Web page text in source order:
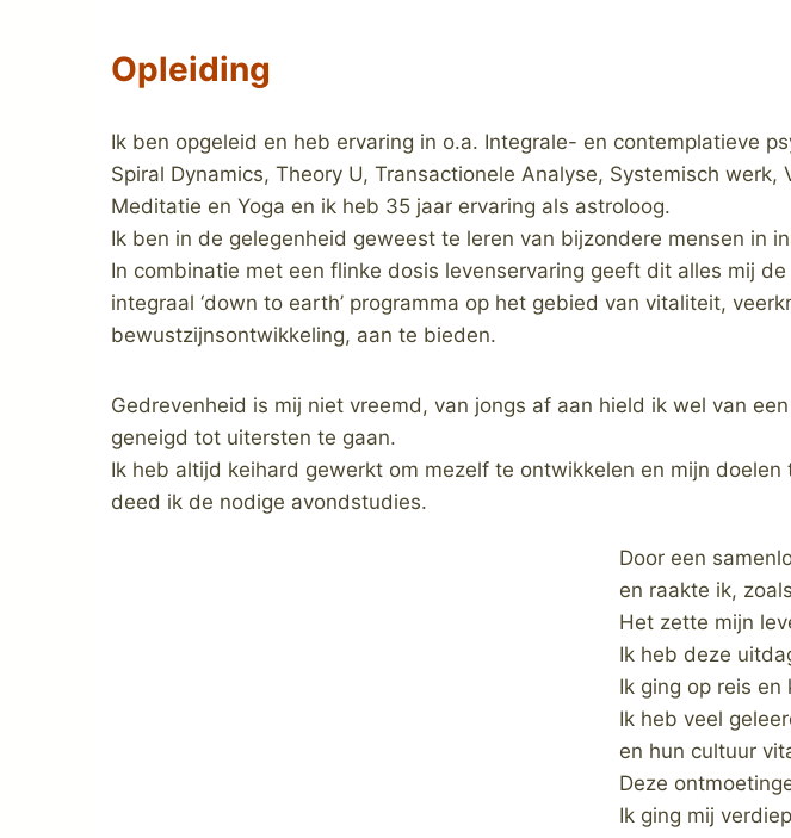
Opleiding
Ik ben opgeleid en heb ervaring in o.a. Integrale- en contemplatieve
Spiral Dynamics, Theory U, Transactionele Analyse, Systemisch werk,
Meditatie en Yoga en ik heb 35 jaar ervaring als astroloog.
Ik ben in de gelegenheid geweest te leren van bijzondere mensen in
In combinatie met een flinke dosis levenservaring geeft dit alles mij
integraal ‘down to earth’ programma op het gebied van vitaliteit,
bewustzijnsontwikkeling, aan te bieden.
Gedrevenheid is mij niet vreemd, van jongs af aan hield ik wel van
geneigd tot uitersten te gaan.
Ik heb altijd keihard gewerkt om mezelf te ontwikkelen en mijn doelen
deed ik de nodige avondstudies.
Door een
en raakte ik,
Het zette mijn
Ik heb deze
Ik ging op reis
Ik heb veel
en hun cultuur
Deze
Ik ging mij